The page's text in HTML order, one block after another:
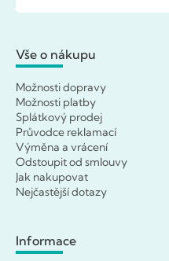
Vše o nákupu
Možnosti dopravy
Možnosti platby
Splátkový prodej
Průvodce reklamací
Výměna a vrácení
Odstoupit od smlouvy
Jak nakupovat
Nejčastější dotazy
Informace